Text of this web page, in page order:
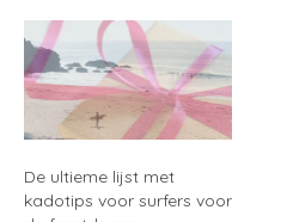
De ultieme lijst met
kadotips voor surfers voor